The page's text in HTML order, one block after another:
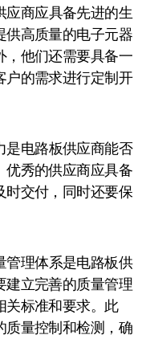
供高质量的电子元器
，他们还需要具备一
户的需求进行定制开
优秀的供应商应具备
时交付，同时还要保
建立完善的质量管理
关标准和要求。此
质量控制和检测，确